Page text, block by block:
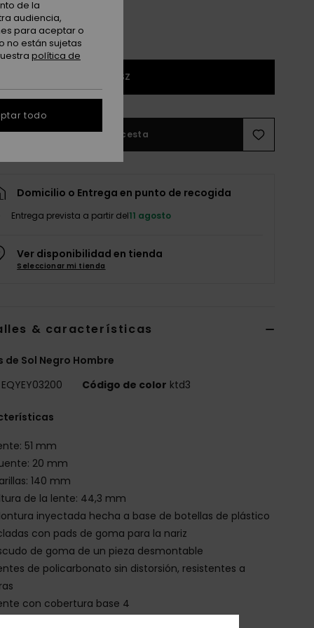
1SZ
Añadir a la cesta
Domicilio o Entrega en punto de recogida
Entrega prevista a partir del11 agosto
Ver disponibilidad en tienda
Seleccionar mi tienda
& características
de Sol Negro Hombre
EQYEY03200 Código de color ktd3
51 mm
20 mm
140 mm
de la lente: 44,3 mm
inyectada hecha a base de botellas de plástico
con pads de goma para la nariz
de goma de un pieza desmontable
de policarbonato sin distorsión, resistentes a
con cobertura base 4
de la
audiencia,
para aceptar o
no están sujetas
política de
todo